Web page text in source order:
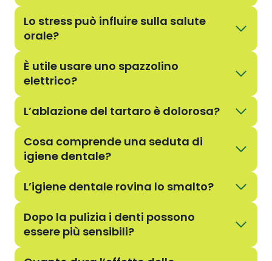
Lo stress può influire sulla salute
orale?
È utile usare uno spazzolino
elettrico?
L’ablazione del tartaro è dolorosa?
Cosa comprende una seduta di
igiene dentale?
L’igiene dentale rovina lo smalto?
Dopo la pulizia i denti possono
essere più sensibili?